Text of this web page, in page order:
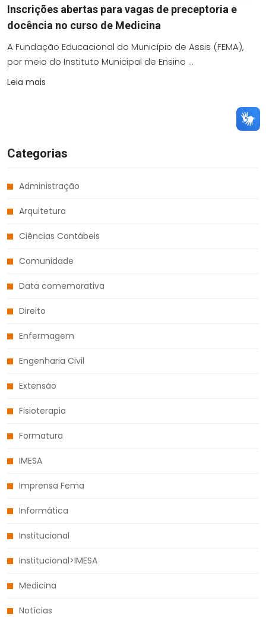
Inscrições abertas para vagas de preceptoria e
docência no curso de Medicina
A Fundação Educacional do Município de Assis (FEMA),
por meio do Instituto Municipal de Ensino ...
Leia mais
Categorias
Administração
Arquitetura
Ciências Contábeis
Comunidade
Data comemorativa
Direito
Enfermagem
Engenharia Civil
Extensão
Fisioterapia
Formatura
IMESA
Imprensa Fema
Informática
Institucional
Institucional>IMESA
Medicina
Notícias